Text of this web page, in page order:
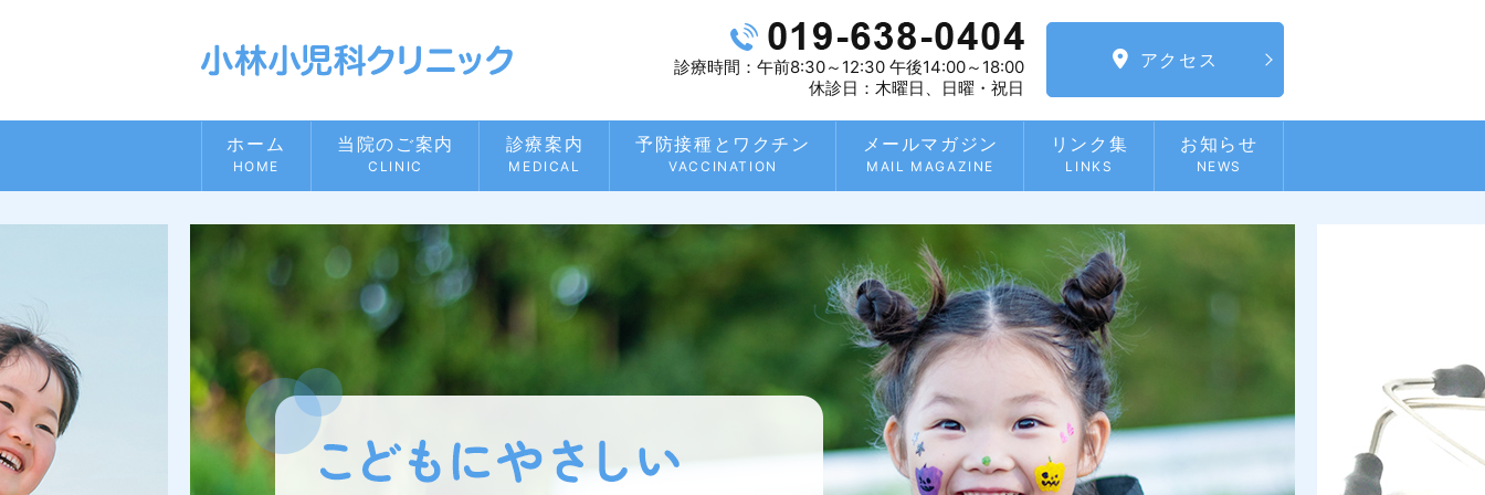
診療時間：午前8:30～12:30 午後14:00～18:00
休診日：木曜日、日曜・祝日
アクセス
ホーム
HOME
当院のご案内
CLINIC
診療案内
MEDICAL
予防接種とワクチン
VACCINATION
メールマガジン
MAIL MAGAZINE
リンク集
LINKS
お知らせ
NEWS